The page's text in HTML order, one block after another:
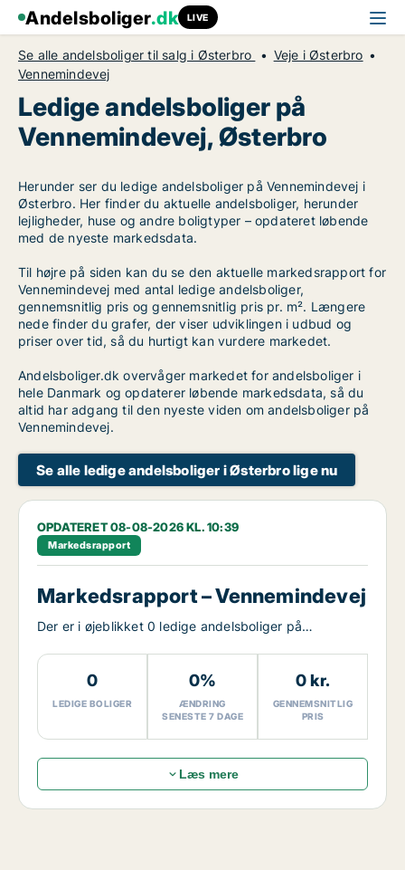
Andelsboliger.dk LIVE
Se alle andelsboliger til salg i Østerbro
Veje i Østerbro
Vennemindevej
Ledige andelsboliger på
Vennemindevej, Østerbro
Herunder ser du ledige andelsboliger på Vennemindevej i
Østerbro. Her finder du aktuelle andelsboliger, herunder
lejligheder, huse og andre boligtyper – opdateret løbende
med de nyeste markedsdata.
Til højre på siden kan du se den aktuelle markedsrapport for
Vennemindevej med antal ledige andelsboliger,
gennemsnitlig pris og gennemsnitlig pris pr. m². Længere
nede finder du grafer, der viser udviklingen i udbud og
priser over tid, så du hurtigt kan vurdere markedet.
Andelsboliger.dk overvåger markedet for andelsboliger i
hele Danmark og opdaterer løbende markedsdata, så du
altid har adgang til den nyeste viden om andelsboliger på
Vennemindevej.
Se alle ledige andelsboliger i Østerbro lige nu
OPDATERET 08-08-2026 KL. 10:39
Markedsrapport
Markedsrapport – Vennemindevej
Der er i øjeblikket 0 ledige andelsboliger på
0
LEDIGE BOLIGER
0%
ÆNDRING
SENESTE 7 DAGE
0 kr.
GENNEMSNITLIG
PRIS
Læs mere